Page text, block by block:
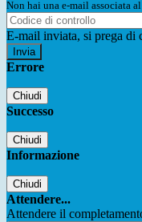
Non hai una e-mail associata
E-mail inviata, si prega di
Errore
Chiudi
Successo
Chiudi
Informazione
Chiudi
Attendere...
Attendere il